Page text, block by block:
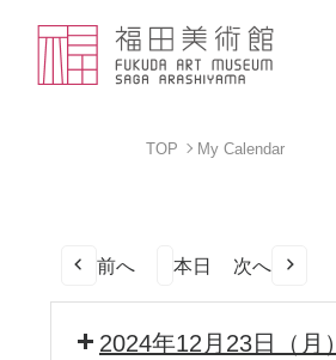
TOP My Calendar
前へ 本日 次へ
2024年12月23日（月）